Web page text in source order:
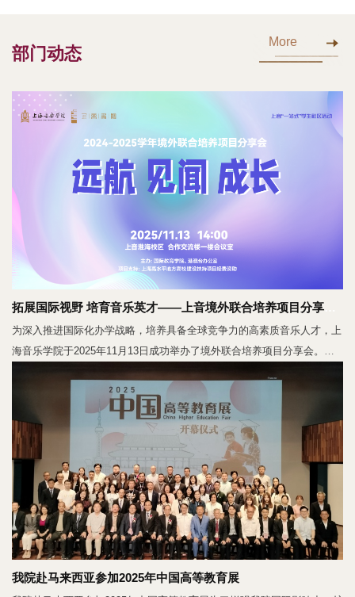
部门动态
More
为深入推进国际化办学战略，培养具备全球竞争力的高素质音乐人才，上
海音乐学院于2025年11月13日成功举办了境外联合培养项目分享会。本
次活动展示了学院在境外交流合作领域的丰硕成果，并为后续人才培养的
国际化路径进行了全面动员与指导。
我院赴马来西亚参加2025年中国高等教育展